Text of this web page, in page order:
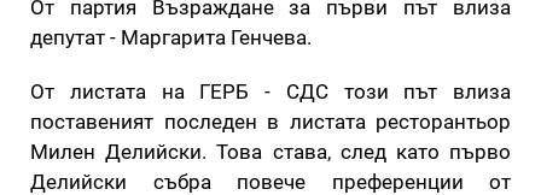
От партия Възраждане за първи път влиза
депутат - Маргарита Генчева.
От листата на ГЕРБ - СДС този път влиза
поставеният последен в листата ресторантьор
Милен Делийски. Това става, след като първо
Делийски събра повече преференции от